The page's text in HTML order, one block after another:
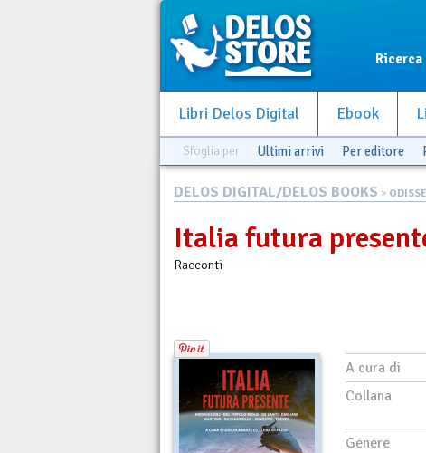
Ricerca
Libri Delos Digital Ebook
Sfoglia per Ultimi arrivi Per editore
DELOS DIGITAL/DELOS BOOKS >
Italia futura
Racconti
A cura di
Collana
Genere